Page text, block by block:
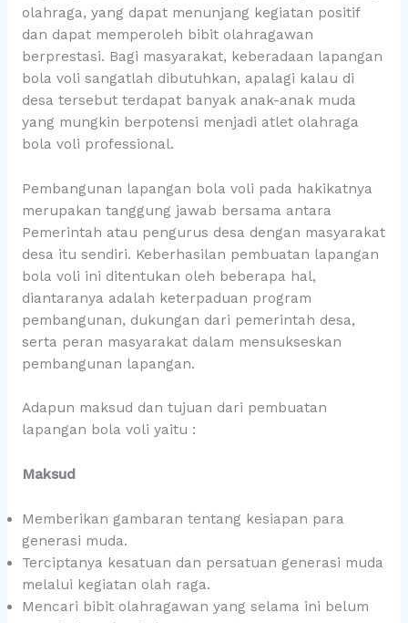
olahraga, yang dapat menunjang kegiatan positif
dan dapat memperoleh bibit olahragawan
berprestasi. Bagi masyarakat, keberadaan lapangan
bola voli sangatlah dibutuhkan, apalagi kalau di
desa tersebut terdapat banyak anak-anak muda
yang mungkin berpotensi menjadi atlet olahraga
bola voli professional.
Pembangunan lapangan bola voli pada hakikatnya
merupakan tanggung jawab bersama antara
Pemerintah atau pengurus desa dengan masyarakat
desa itu sendiri. Keberhasilan pembuatan lapangan
bola voli ini ditentukan oleh beberapa hal,
diantaranya adalah keterpaduan program
pembangunan, dukungan dari pemerintah desa,
serta peran masyarakat dalam mensukseskan
pembangunan lapangan.
Adapun maksud dan tujuan dari pembuatan
lapangan bola voli yaitu :
Maksud
Memberikan gambaran tentang kesiapan para
generasi muda.
Terciptanya kesatuan dan persatuan generasi muda
melalui kegiatan olah raga.
Mencari bibit olahragawan yang selama ini belum